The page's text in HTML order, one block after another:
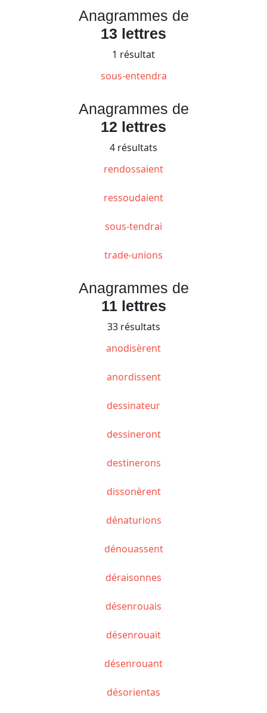
Anagrammes de
13 lettres
1 résultat
sous-entendra
Anagrammes de
12 lettres
4 résultats
rendossaient
ressoudaient
sous-tendrai
trade-unions
Anagrammes de
11 lettres
33 résultats
anodisèrent
anordissent
dessinateur
dessineront
destinerons
dissonèrent
dénaturions
dénouassent
déraisonnes
désenrouais
désenrouait
désenrouant
désorientas